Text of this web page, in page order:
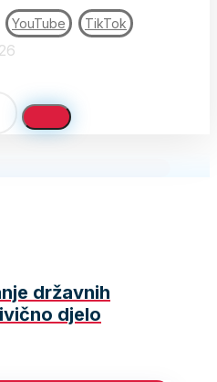
YouTube TikTok
državnih
djelo